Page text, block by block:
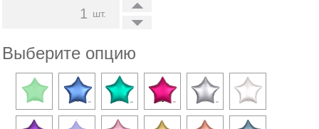
+
-
шт.
Выберите опцию